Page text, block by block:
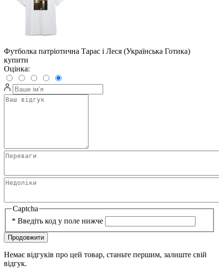
Футболка патріотична Тарас і Леся (Українська Готика)
купити
Оцінка:
Captcha
* Введіть код у поле нижче
Продовжити
Немає відгуків про цей товар, станьте першим, залиште свій
відгук.